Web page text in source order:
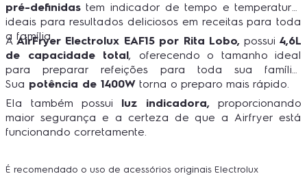
pré-definidas tem indicador de tempo e temperatura,
ideais para resultados deliciosos em receitas para toda
a família.
A AirFryer Electrolux EAF15 por Rita Lobo, possui 4,6L
de capacidade total, oferecendo o tamanho ideal
para preparar refeições para toda sua família.
Sua potência de 1400W torna o preparo mais rápido.
Ela também possui luz indicadora, proporcionando
maior segurança e a certeza de que a Airfryer está
funcionando corretamente.
É recomendado o uso de acessórios originais Electrolux